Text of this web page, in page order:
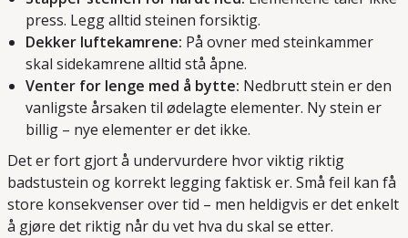
press. Legg alltid steinen forsiktig.
Dekker luftekamrene: På ovner med steinkammer
skal sidekamrene alltid stå åpne.
Venter for lenge med å bytte: Nedbrutt stein er den
vanligste årsaken til ødelagte elementer. Ny stein er
billig – nye elementer er det ikke.
Det er fort gjort å undervurdere hvor viktig riktig
badstustein og korrekt legging faktisk er. Små feil kan få
store konsekvenser over tid – men heldigvis er det enkelt
å gjøre det riktig når du vet hva du skal se etter.